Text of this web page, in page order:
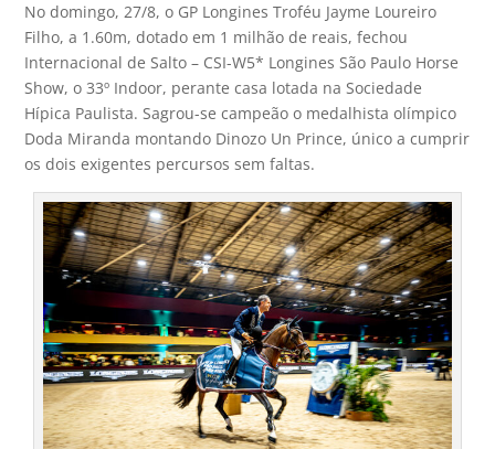
No domingo, 27/8, o GP Longines Troféu Jayme Loureiro
Filho, a 1.60m, dotado em 1 milhão de reais, fechou
Internacional de Salto – CSI-W5* Longines São Paulo Horse
Show, o 33º Indoor, perante casa lotada na Sociedade
Hípica Paulista. Sagrou-se campeão o medalhista olímpico
Doda Miranda montando Dinozo Un Prince, único a cumprir
os dois exigentes percursos sem faltas.